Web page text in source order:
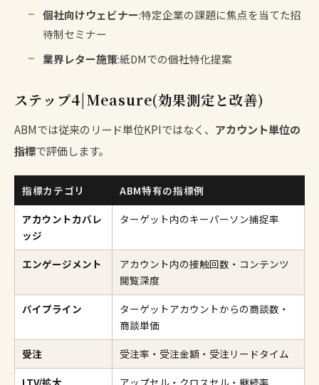
個社向けウェビナー:特定企業の課題に焦点を当てた招
待制セミナー
業界レター施策:紙DMでの個社特化提案
ステップ4|Measure(効果測定と改善)
ABMでは従来のリード単位KPIではなく、 アカウント単位の
指標で評価します。
指標カテゴリ
ABM特有の指標例
アカウントカバレ
ッジ
ターゲット内のキーパーソン捕捉率
エンゲージメント
アカウント内の接触回数・コンテンツ
閲覧深度
パイプライン
ターゲットアカウントからの商談数・
商談単価
受注
受注率・受注金額・受注リードタイム
LTV/拡大
アップセル・クロスセル・継続率